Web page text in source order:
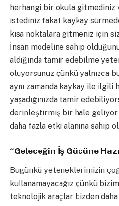
herhangi bir okula gitmediniz
istediniz fakat kaykay
kısa noktalara gitmeniz için
İnsan modeline sahip
aldığında tamir edebilme
oluyorsunuz çünkü yalnızca
aynı zamanda kaykay ile
yaşadığınızda tamir
derinleştirmiş bir hale geliyor
daha fazla etki alanına sahip
“Geleceğin İş Gücüne
Bugünkü yeteneklerimizin
kullanamayacağız çünkü
teknolojik araçlar bizden